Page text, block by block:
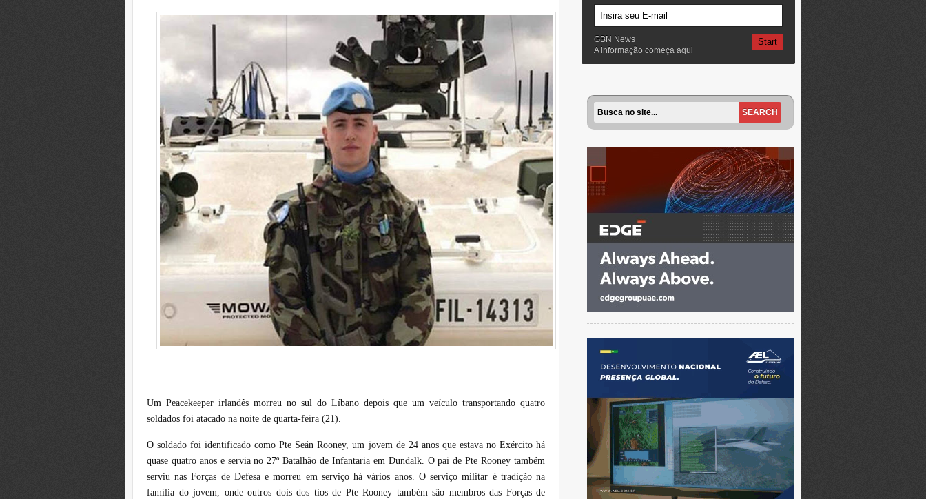
Um Peacekeeper irlandês morreu no sul do Líbano depois que um veículo transportando quatro
soldados foi atacado na noite de quarta-feira (21).
O soldado foi identificado como Pte Seán Rooney, um jovem de 24 anos que estava no Exército há
quase quatro anos e servia no 27º Batalhão de Infantaria em Dundalk. O pai de Pte Rooney também
serviu nas Forças de Defesa e morreu em serviço há vários anos. O serviço militar é tradição na
família do jovem, onde outros dois dos tios de Pte Rooney também são membros das Forças de
GBN News
A informação começa aqui